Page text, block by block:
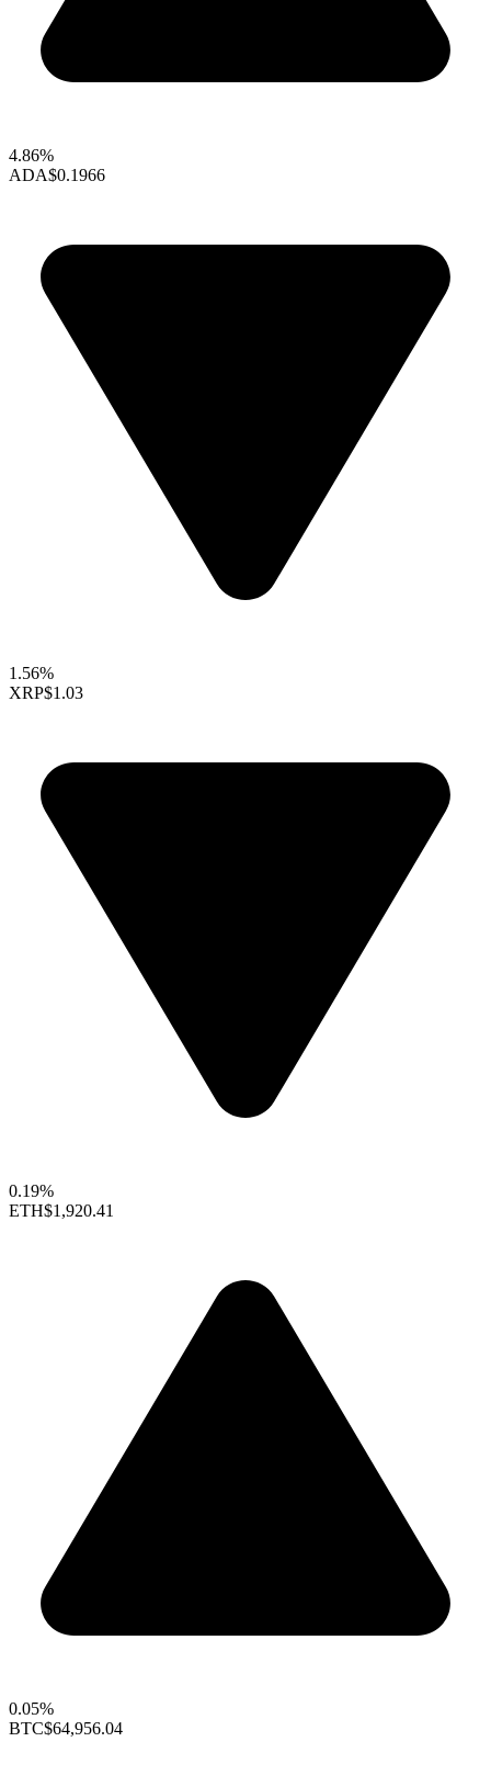
4.86%
ADA$0.1966
1.56%
XRP$1.03
0.19%
ETH$1,920.41
0.05%
BTC$64,956.04